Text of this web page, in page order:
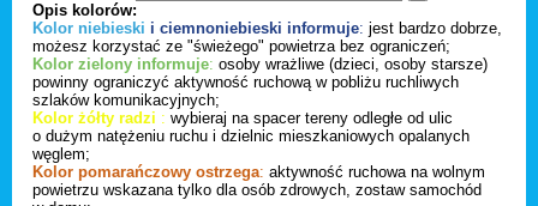
Opis kolorów:
Kolor niebieski i ciemnoniebieski informuje: jest bardzo dobrze,
możesz korzystać ze "świeżego" powietrza bez ograniczeń;
Kolor zielony informuje: osoby wrażliwe (dzieci, osoby starsze)
powinny ograniczyć aktywność ruchową w pobliżu ruchliwych
szlaków komunikacyjnych;
Kolor żółty radzi : wybieraj na spacer tereny odległe od ulic
o dużym natężeniu ruchu i dzielnic mieszkaniowych opalanych
węglem;
Kolor pomarańczowy ostrzega: aktywność ruchowa na wolnym
powietrzu wskazana tylko dla osób zdrowych, zostaw samochód